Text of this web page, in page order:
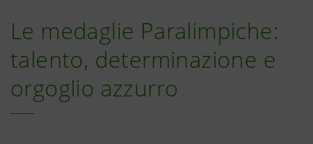
Le medaglie Paralimpiche:
talento, determinazione e
orgoglio azzurro